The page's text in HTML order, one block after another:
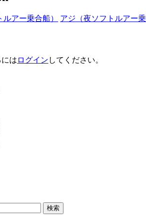
アー乗合船） アジ（夜ソフトルアー
は ログイン してください。